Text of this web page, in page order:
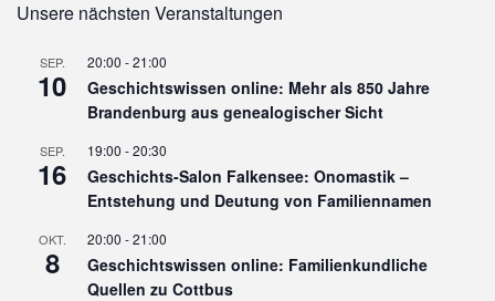
Unsere nächsten Veranstaltungen
SEP.
10
20:00 -21:00
Geschichtswissen online: Mehr als 850 Jahre
Brandenburg aus genealogischer Sicht
SEP.
16
19:00 -20:30
Geschichts-Salon Falkensee: Onomastik –
Entstehung und Deutung von Familiennamen
OKT.
8
20:00 -21:00
Geschichtswissen online: Familienkundliche
Quellen zu Cottbus